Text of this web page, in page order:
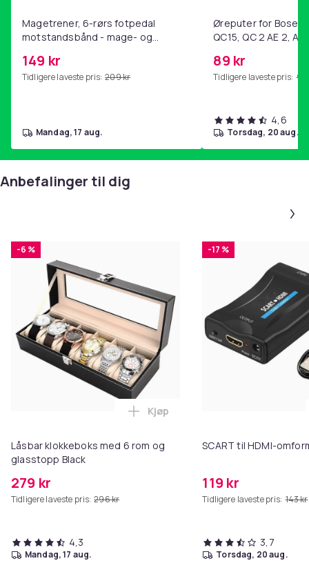
Magetrener, 6-rørs fotpedal
motstandsbånd - mage- og
hjemmegymnastikk Purple
149 kr
Tidligere laveste pris: 209 kr
mandag, 17 aug.
Øreputer for Bose
QC15, QC 2 AE 2, AE
89 kr
Tidligere laveste pris: 99
4,6
torsdag, 20 aug.
Anbefalinger til dig
-6 %
Låsbar klokkeboks med 6 rom og
glasstopp Black
279 kr
Tidligere laveste pris: 296 kr
Legg Låsbar klokkeboks med 6
Kjøp
4,3
mandag, 17 aug.
-17 %
SCART til HDMI-
119 kr
Tidligere laveste pris: 143 kr
3,7
torsdag, 20 aug.